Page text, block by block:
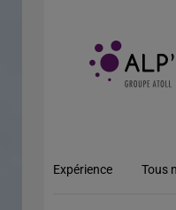
Expérience Tous